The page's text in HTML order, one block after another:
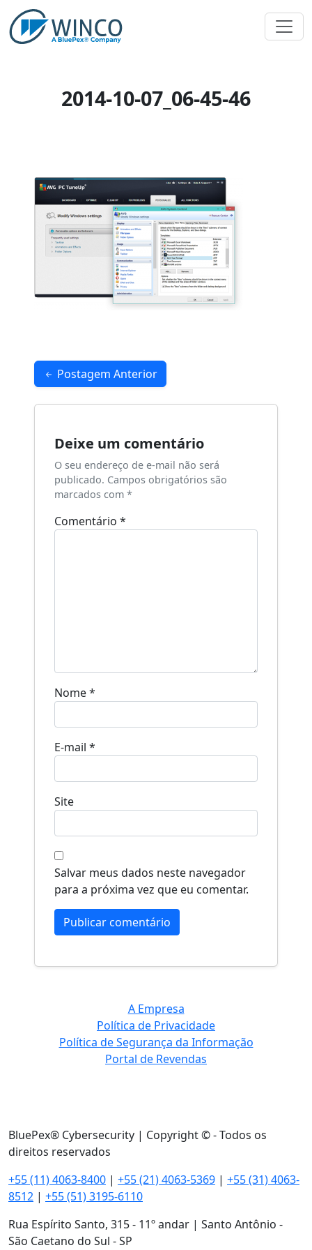
Pular
para
2014-10-07_06-45-46
Navegação
de
Post
Postagem Anterior
Deixe um comentário
O seu endereço de e-mail não será
publicado. Campos obrigatórios são
marcados com*
Comentário*
Nome*
E-mail*
Site
Salvar meus dados neste navegador
para a próxima vez que eu comentar.
A Empresa
Política de Privacidade
Política de Segurança da Informação
Portal de Revendas
BluePex® Cybersecurity | Copyright © - Todos os
direitos reservados
+55 (11) 4063-8400 | +55 (21) 4063-5369 | +55 (31) 4063-
8512 | +55 (51) 3195-6110
Rua Espírito Santo, 315 - 11º andar | Santo Antônio -
São Caetano do Sul - SP